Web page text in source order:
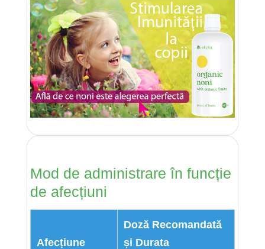
Mod de administrare în funcție
de afecțiuni
Afecțiune
Doză Recomandată
și Durata